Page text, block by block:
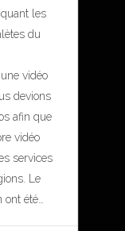
les
du
vidéo
devions
afin que
vidéo
services
Le
été…